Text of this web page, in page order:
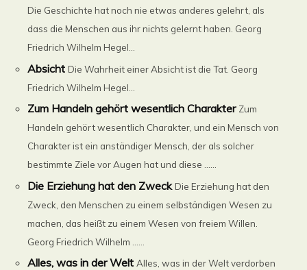
Die Geschichte hat noch nie etwas anderes gelehrt, als
dass die Menschen aus ihr nichts gelernt haben. Georg
Friedrich Wilhelm Hegel...
Absicht Die Wahrheit einer Absicht ist die Tat. Georg
Friedrich Wilhelm Hegel...
Zum Handeln gehört wesentlich Charakter Zum
Handeln gehört wesentlich Charakter, und ein Mensch von
Charakter ist ein anständiger Mensch, der als solcher
bestimmte Ziele vor Augen hat und diese ......
Die Erziehung hat den Zweck Die Erziehung hat den
Zweck, den Menschen zu einem selbständigen Wesen zu
machen, das heißt zu einem Wesen von freiem Willen.
Georg Friedrich Wilhelm ......
Alles, was in der Welt Alles, was in der Welt verdorben